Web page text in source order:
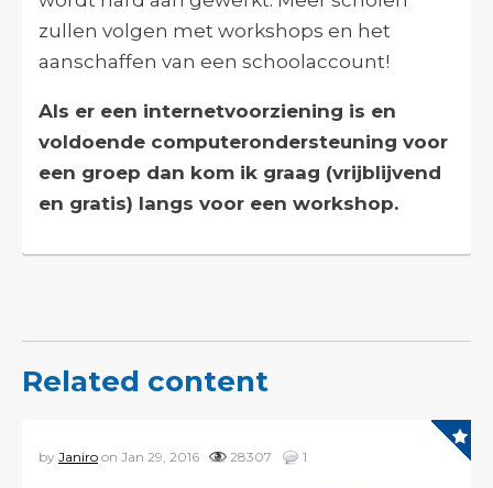
zullen volgen met workshops en het
aanschaffen van een schoolaccount!
Als er een internetvoorziening is en
voldoende computerondersteuning voor
een groep dan kom ik graag (vrijblijvend
en gratis) langs voor een workshop.
Related content
by Janiro on Jan 29, 2016 28307 1